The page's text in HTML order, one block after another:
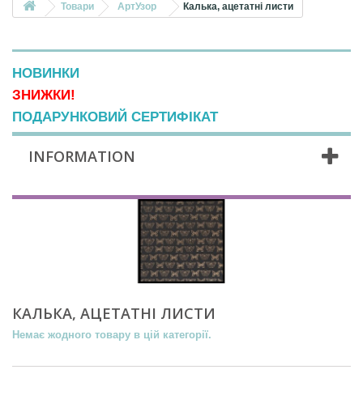
Товари АртУзор Калька, ацетатні листи
НОВИНКИ
ЗНИЖКИ!
ПОДАРУНКОВИЙ СЕРТИФІКАТ
INFORMATION
КАЛЬКА, АЦЕТАТНІ ЛИСТИ
Немає жодного товару в цій категорії.